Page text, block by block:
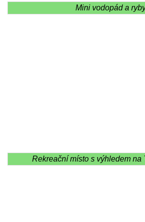
Mini vodopád a
Rekreační místo s výhledem na